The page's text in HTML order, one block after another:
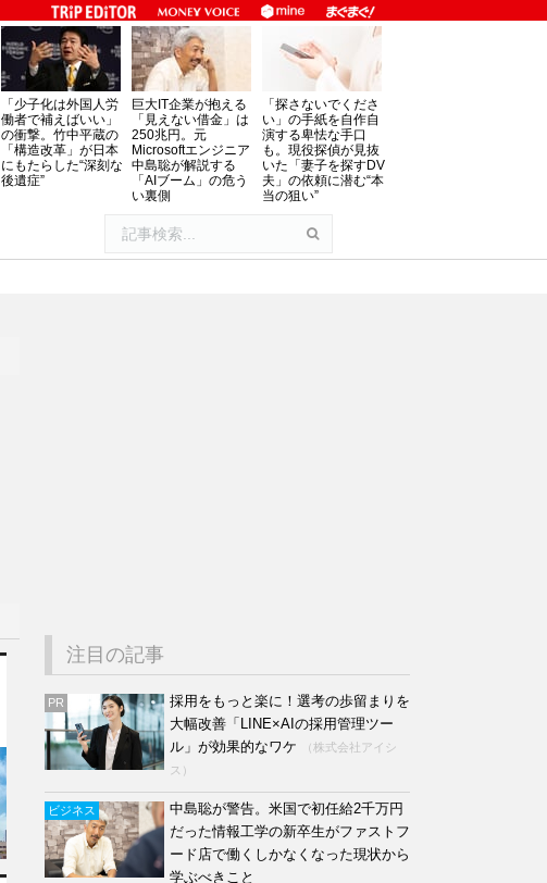
「少子化は外国人労
働者で補えばいい」
の衝撃。竹中平蔵の
「構造改革」が日本
にもたらした“深刻な
後遺症”
巨大IT企業が抱える
「見えない借金」は
250兆円。元
Microsoftエンジニア
中島聡が解説する
「AIブーム」の危う
い裏側
「探さないでくださ
い」の手紙を自作自
演する卑怯な手口
も。現役探偵が見抜
いた「妻子を探すDV
夫」の依頼に潜む“本
当の狙い”
注目の記事
PR
採用をもっと楽に！選考の歩留まりを
大幅改善「LINE×AIの採用管理ツー
ル」が効果的なワケ
（株式会社アイシ
ス）
ビジネス
中島聡が警告。米国で初任給2千万円
だった情報工学の新卒生がファストフ
ード店で働くしかなくなった現状から
学ぶべきこと